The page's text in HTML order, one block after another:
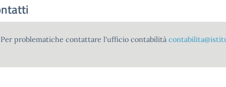
Per problematiche contattare l'ufficio contabilità